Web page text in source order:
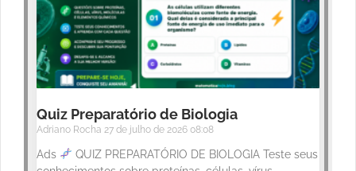
Quiz Preparatório de Biologia
Adriano Rocha 27 de julho de 2026 08:08
Ads
QUIZ PREPARATÓRIO DE BIOLOGIA Teste seus